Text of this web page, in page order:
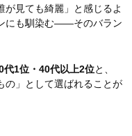
が見ても綺麗」と感じるよ
にも馴染む——そのバラン
代1位・40代以上2位と、
の」として選ばれることが